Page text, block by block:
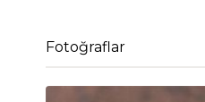
Fotoğraflar